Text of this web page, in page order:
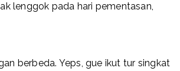
lenggok pada hari pementasan,
berbeda. Yeps, gue ikut tur singkat